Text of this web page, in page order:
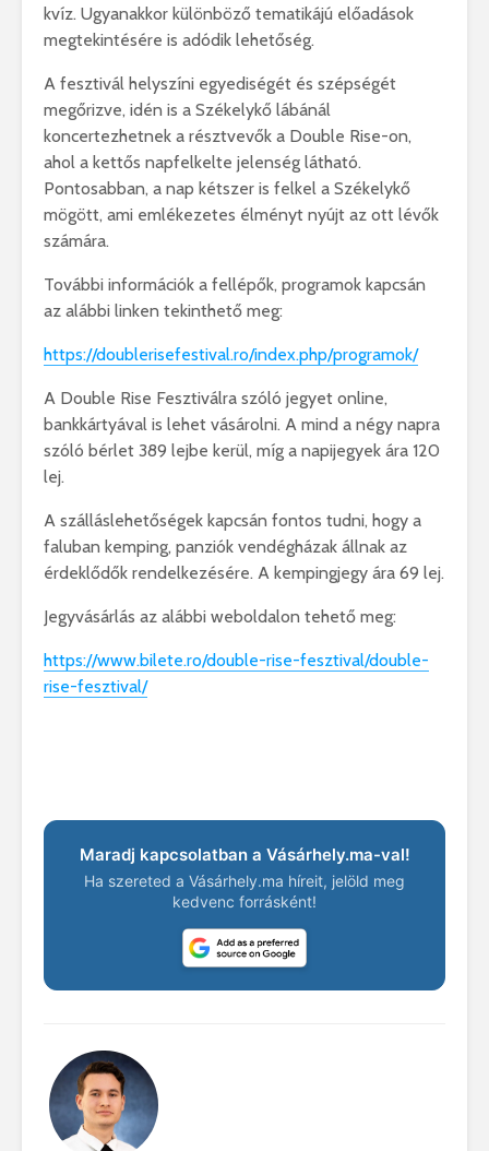
kvíz. Ugyanakkor különböző tematikájú előadások
megtekintésére is adódik lehetőség.
A fesztivál helyszíni egyediségét és szépségét
megőrizve, idén is a Székelykő lábánál
koncertezhetnek a résztvevők a Double Rise-on,
ahol a kettős napfelkelte jelenség látható.
Pontosabban, a nap kétszer is felkel a Székelykő
mögött, ami emlékezetes élményt nyújt az ott lévők
számára.
További információk a fellépők, programok kapcsán
az alábbi linken tekinthető meg:
https://doublerisefestival.ro/index.php/programok/
A Double Rise Fesztiválra szóló jegyet online,
bankkártyával is lehet vásárolni. A mind a négy napra
szóló bérlet 389 lejbe kerül, míg a napijegyek ára 120
lej.
A szálláslehetőségek kapcsán fontos tudni, hogy a
faluban kemping, panziók vendégházak állnak az
érdeklődők rendelkezésére. A kempingjegy ára 69 lej.
Jegyvásárlás az alábbi weboldalon tehető meg:
https://www.bilete.ro/double-rise-fesztival/double-
rise-fesztival/
Maradj kapcsolatban a Vásárhely.ma-val!
Ha szereted a Vásárhely.ma híreit, jelöld meg
kedvenc forrásként!